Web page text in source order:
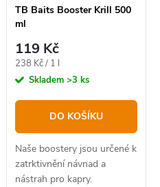
TB Baits Booster Krill 500
ml
119 Kč
Měrná
cena:
238 Kč / 1 l
Skladem >3 ks
DO KOŠÍKU
Naše boostery jsou určené k
zatrktivnění návnad a
nástrah pro kapry.